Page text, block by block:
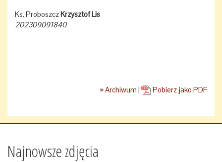
Ks. ProboszczKrzysztof Lis
202309091840
» Archiwum | Pobierz jako PDF
Najnowsze zdjęcia